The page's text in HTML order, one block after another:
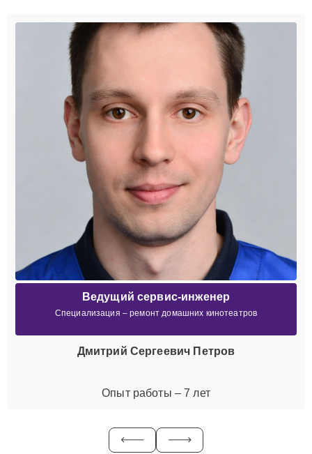
Ведущий сервис-инженер
Специализация – ремонт домашних кинотеатров
Дмитрий Сергеевич Петров
Опыт работы – 7 лет